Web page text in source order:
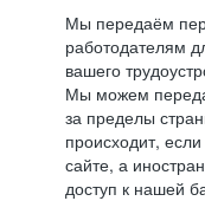
Мы передаём
работодателям
вашего
Мы можем
за пределы
происходит,
сайте, а
доступ к нашей